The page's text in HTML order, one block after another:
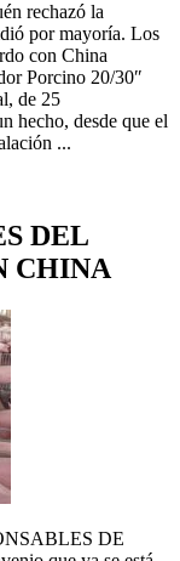
rechazó la
por mayoría. Los
con China
Porcino 20/30″
de 25
hecho, desde que el
...
DEL
CHINA
DE